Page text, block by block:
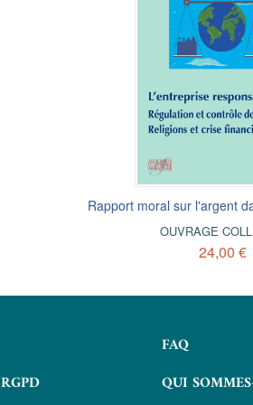
L'investissement à long terme
Rapport moral sur l'argent
OUVRAGE
24,00 €
FAQ
QUI